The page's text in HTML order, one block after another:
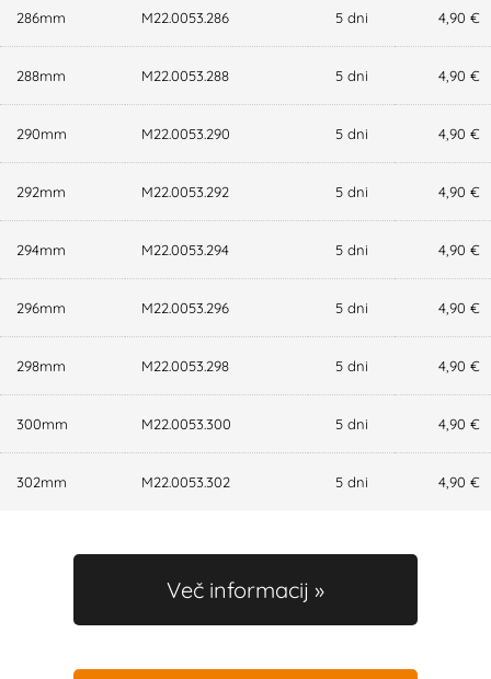
286mm M22.0053.286 5 dni 4,90 €
288mm M22.0053.288 5 dni 4,90 €
290mm M22.0053.290 5 dni 4,90 €
292mm M22.0053.292 5 dni 4,90 €
294mm M22.0053.294 5 dni 4,90 €
296mm M22.0053.296 5 dni 4,90 €
298mm M22.0053.298 5 dni 4,90 €
300mm M22.0053.300 5 dni 4,90 €
302mm M22.0053.302 5 dni 4,90 €
Več informacij